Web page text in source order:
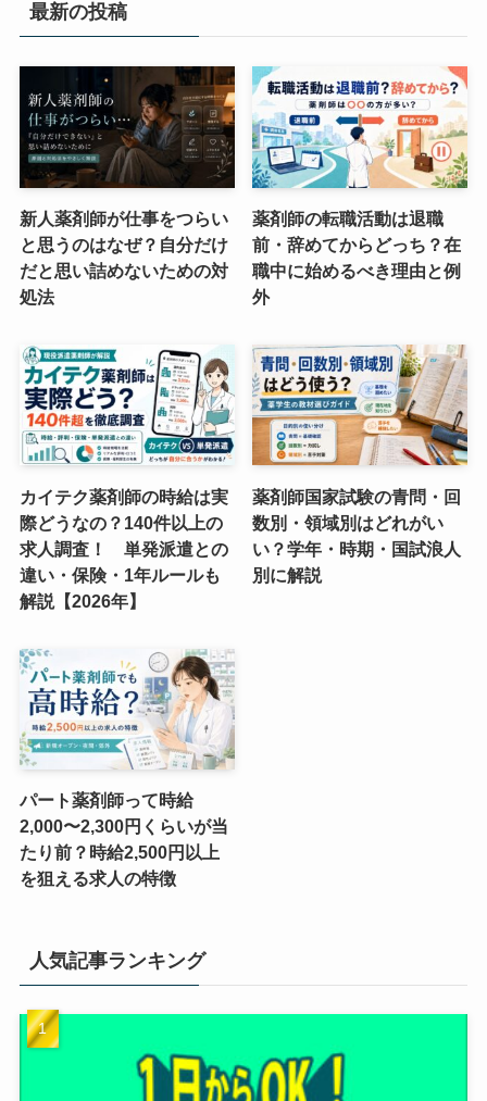
最新の投稿
新人薬剤師が仕事をつらい
と思うのはなぜ？自分だけ
だと思い詰めないための対
処法
薬剤師の転職活動は退職
前・辞めてからどっち？在
職中に始めるべき理由と例
外
カイテク薬剤師の時給は実
際どうなの？140件以上の
求人調査！ 単発派遣との
違い・保険・1年ルールも
解説【2026年】
薬剤師国家試験の青問・回
数別・領域別はどれがい
い？学年・時期・国試浪人
別に解説
パート薬剤師って時給
2,000〜2,300円くらいが当
たり前？時給2,500円以上
を狙える求人の特徴
人気記事ランキング